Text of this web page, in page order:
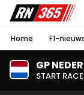
Home F1-
GP
START RACE